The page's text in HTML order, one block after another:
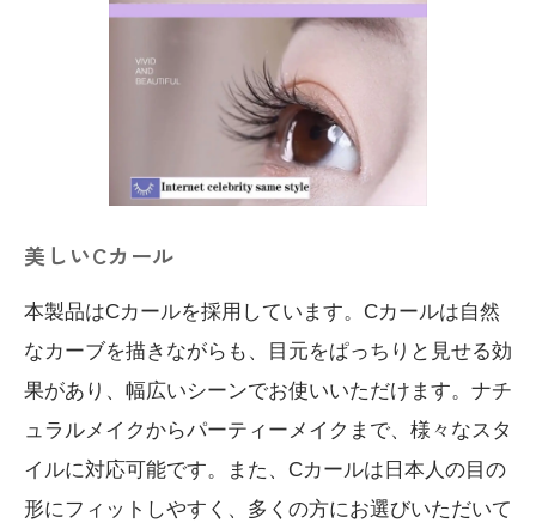
美しいCカール
本製品はCカールを採用しています。Cカールは自然
なカーブを描きながらも、目元をぱっちりと見せる効
果があり、幅広いシーンでお使いいただけます。ナチ
ュラルメイクからパーティーメイクまで、様々なスタ
イルに対応可能です。また、Cカールは日本人の目の
形にフィットしやすく、多くの方にお選びいただいて